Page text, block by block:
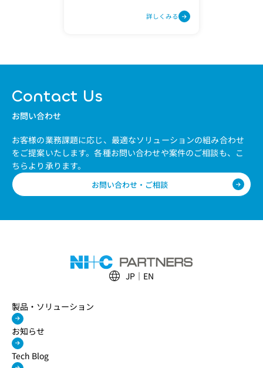
詳しくみる
Contact Us
お問い合わせ
お客様の業務課題に応じ、最適なソリューションの組み合わせ
をご提案いたします。各種お問い合わせや案件のご相談も、こ
ちらより承ります。
お問い合わせ・ご相談
JP EN
製品・ソリューション
お知らせ
Tech Blog